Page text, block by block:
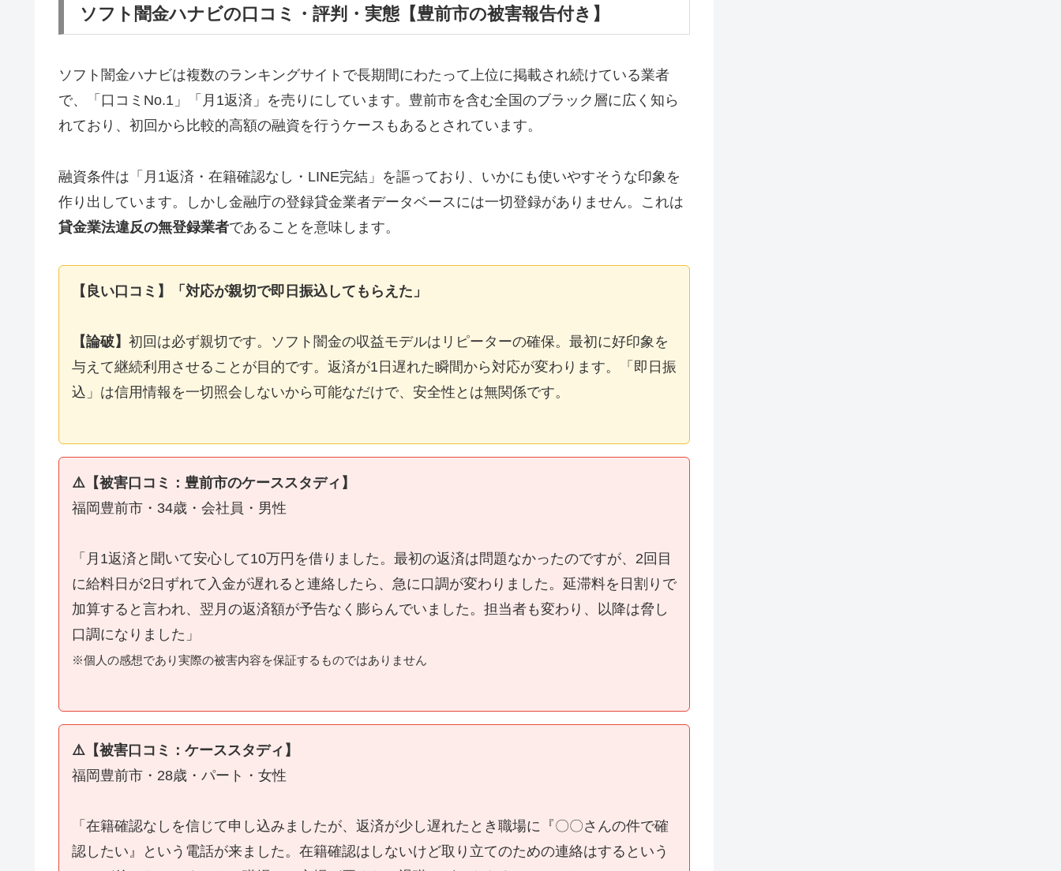
ソフト闇金ハナビの口コミ・評判・実態【豊前市の被害報告付き】
ソフト闇金ハナビは複数のランキングサイトで長期間にわたって上位に掲載され続けている業者
で、「口コミNo.1」「月1返済」を売りにしています。豊前市を含む全国のブラック層に広く知ら
れており、初回から比較的高額の融資を行うケースもあるとされています。
融資条件は「月1返済・在籍確認なし・LINE完結」を謳っており、いかにも使いやすそうな印象を
作り出しています。しかし金融庁の登録貸金業者データベースには一切登録がありません。これは
貸金業法違反の無登録業者であることを意味します。
【良い口コミ】「対応が親切で即日振込してもらえた」
【論破】 初回は必ず親切です。ソフト闇金の収益モデルはリピーターの確保。最初に好印象を
与えて継続利用させることが目的です。返済が1日遅れた瞬間から対応が変わります。「即日振
込」は信用情報を一切照会しないから可能なだけで、安全性とは無関係です。
⚠️【被害口コミ：豊前市のケーススタディ】
福岡豊前市・34歳・会社員・男性
「月1返済と聞いて安心して10万円を借りました。最初の返済は問題なかったのですが、2回目
に給料日が2日ずれて入金が遅れると連絡したら、急に口調が変わりました。延滞料を日割りで
加算すると言われ、翌月の返済額が予告なく膨らんでいました。担当者も変わり、以降は脅し
口調になりました」
※個人の感想であり実際の被害内容を保証するものではありません
⚠️【被害口コミ：ケーススタディ】
福岡豊前市・28歳・パート・女性
「在籍確認なしを信じて申し込みましたが、返済が少し遅れたとき職場に『〇〇さんの件で確
認したい』という電話が来ました。在籍確認はしないけど取り立てのための連絡はするという